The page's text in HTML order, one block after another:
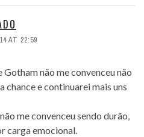
AT 22:59
Gotham não me convenceu não
chance e continuarei mais uns
me convenceu sendo durão,
carga emocional.